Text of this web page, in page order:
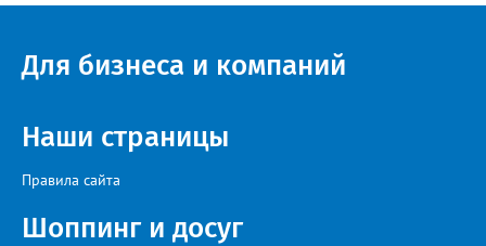
Для бизнеса и компаний
Наши страницы
Правила сайта
Шоппинг и досуг